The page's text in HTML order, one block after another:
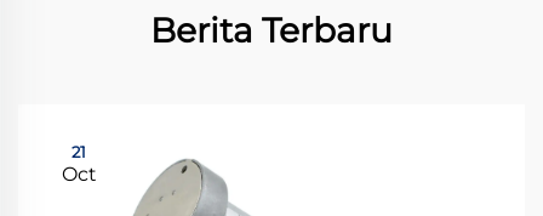
Berita Terbaru
21
Oct